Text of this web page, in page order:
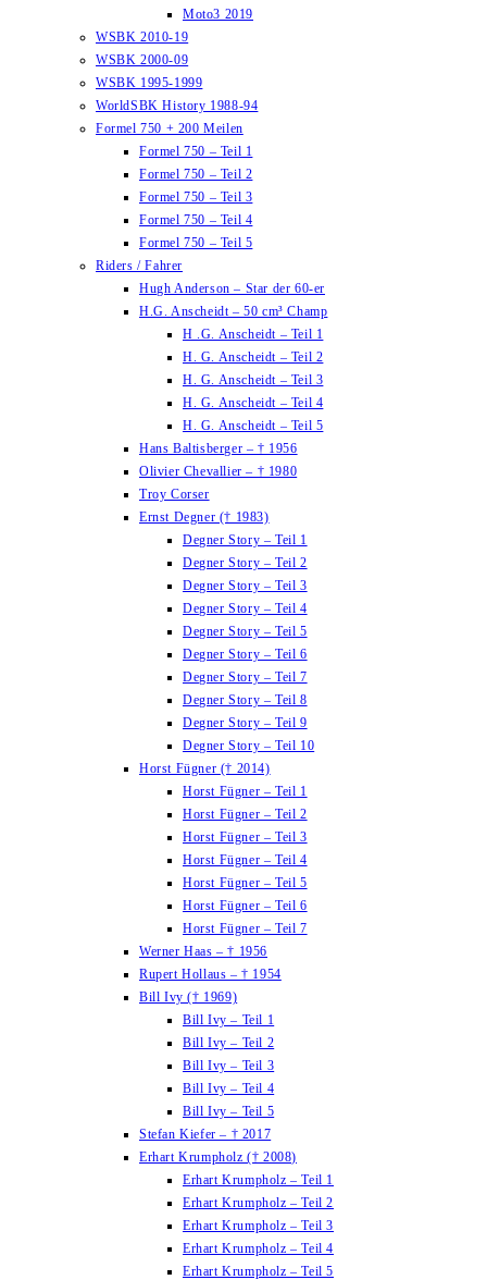
Moto3 2019
WSBK 2010-19
WSBK 2000-09
WSBK 1995-1999
WorldSBK History 1988-94
Formel 750 + 200 Meilen
Formel 750 – Teil 1
Formel 750 – Teil 2
Formel 750 – Teil 3
Formel 750 – Teil 4
Formel 750 – Teil 5
Riders / Fahrer
Hugh Anderson – Star der 60-er
H.G. Anscheidt – 50 cm³ Champ
H .G. Anscheidt – Teil 1
H. G. Anscheidt – Teil 2
H. G. Anscheidt – Teil 3
H. G. Anscheidt – Teil 4
H. G. Anscheidt – Teil 5
Hans Baltisberger – † 1956
Olivier Chevallier – † 1980
Troy Corser
Ernst Degner († 1983)
Degner Story – Teil 1
Degner Story – Teil 2
Degner Story – Teil 3
Degner Story – Teil 4
Degner Story – Teil 5
Degner Story – Teil 6
Degner Story – Teil 7
Degner Story – Teil 8
Degner Story – Teil 9
Degner Story – Teil 10
Horst Fügner († 2014)
Horst Fügner – Teil 1
Horst Fügner – Teil 2
Horst Fügner – Teil 3
Horst Fügner – Teil 4
Horst Fügner – Teil 5
Horst Fügner – Teil 6
Horst Fügner – Teil 7
Werner Haas – † 1956
Rupert Hollaus – † 1954
Bill Ivy († 1969)
Bill Ivy – Teil 1
Bill Ivy – Teil 2
Bill Ivy – Teil 3
Bill Ivy – Teil 4
Bill Ivy – Teil 5
Stefan Kiefer – † 2017
Erhart Krumpholz († 2008)
Erhart Krumpholz – Teil 1
Erhart Krumpholz – Teil 2
Erhart Krumpholz – Teil 3
Erhart Krumpholz – Teil 4
Erhart Krumpholz – Teil 5